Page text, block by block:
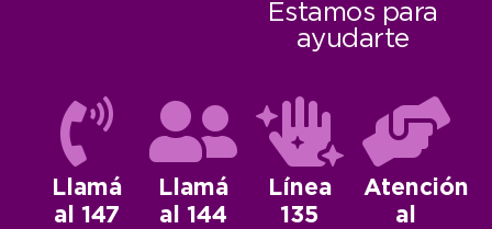
Estamos para
ayudarte
Llamá
al 147
Llamá
al 144
Línea
135
Atención
al